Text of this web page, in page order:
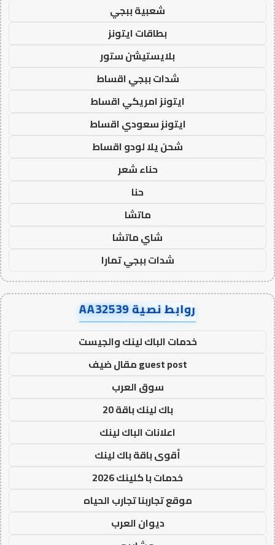
شعبية ببجي
بطاقات ايتونز
بلايستيشن ستور
شدات ببجي اقساط
ايتونز امريكي اقساط
ايتونز سعودي اقساط
شحن يلا لودو اقساط
حناء شعر
حنا
ماتشا
شاي ماتشا
شدات ببجي تمارا
روابط نصية AA32539
خدمات الباك لينك والجيست
guest post مقال ضيف
سوق العرب
باك لينك باقة 20
اعلانات الباك لينك
أقوى باقة باك لينك
خدمات با كلينك 2026
موقع تجاربنا تجارب الحياه
ديوان العرب